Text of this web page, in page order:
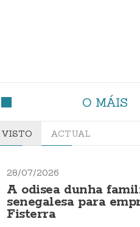
O MÁIS
VISTO ACTUAL
28/07/2026
A odisea dunha
senegalesa para
Fisterra